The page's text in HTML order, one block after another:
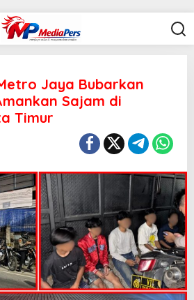
Jaya Bubarkan
Sajam di
Timur